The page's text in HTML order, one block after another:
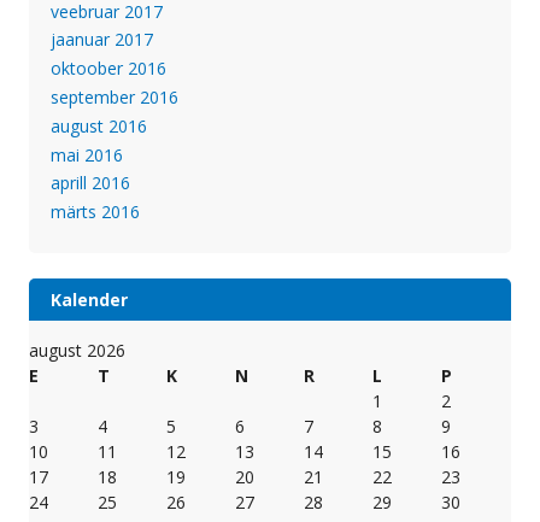
veebruar 2017
jaanuar 2017
oktoober 2016
september 2016
august 2016
mai 2016
aprill 2016
märts 2016
Kalender
august 2026
E
T K N R L
P
1
2
3
4 5 6 7 8
9
10
11 12 13 14 15
16
17
18 19 20 21 22
23
24
25 26 27 28 29
30